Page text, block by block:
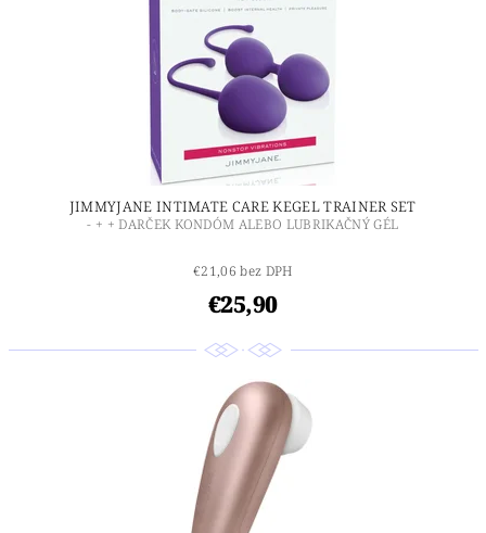
JIMMYJANE INTIMATE CARE KEGEL TRAINER SET
- + + DARČEK KONDÓM ALEBO LUBRIKAČNÝ GÉL
€21,06 bez DPH
€25,90